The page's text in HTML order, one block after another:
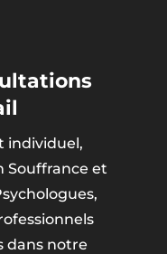
individuel,
Souffrance et
dans notre